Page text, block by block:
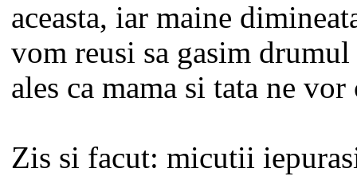
aceasta, iar maine
vom reusi sa gasim
ales ca mama si tata ne vor
Zis si facut: micutii